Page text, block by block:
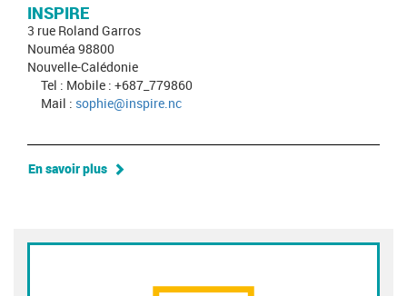
INSPIRE
3 rue Roland Garros
Nouméa 98800
Nouvelle-Calédonie
Tel : Mobile : +687_779860
Mail : sophie@inspire.nc
En savoir plus